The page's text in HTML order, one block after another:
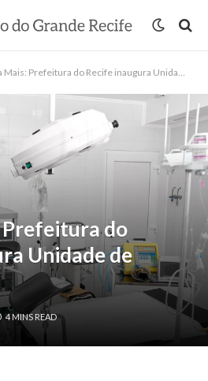
Prefeitura do Recife inaugura Unidade de Saúde
Prefeitura do
Unidade de
4 MINS READ